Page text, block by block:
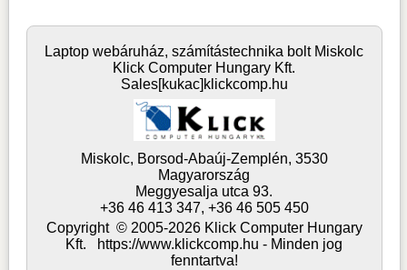
Laptop webáruház, számítástechnika bolt Miskolc
Klick Computer Hungary Kft.
Sales[kukac]klickcomp.hu
Miskolc, Borsod-Abaúj-Zemplén, 3530
Magyarország
Meggyesalja utca 93.
+36 46 413 347, +36 46 505 450
Copyright © 2005-2026 Klick Computer Hungary
Kft. https://www.klickcomp.hu - Minden jog
fenntartva!